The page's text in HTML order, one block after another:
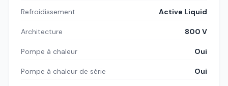
Refroidissement Active Liquid
Architecture 800 V
Pompe à chaleur Oui
Pompe à chaleur de série Oui